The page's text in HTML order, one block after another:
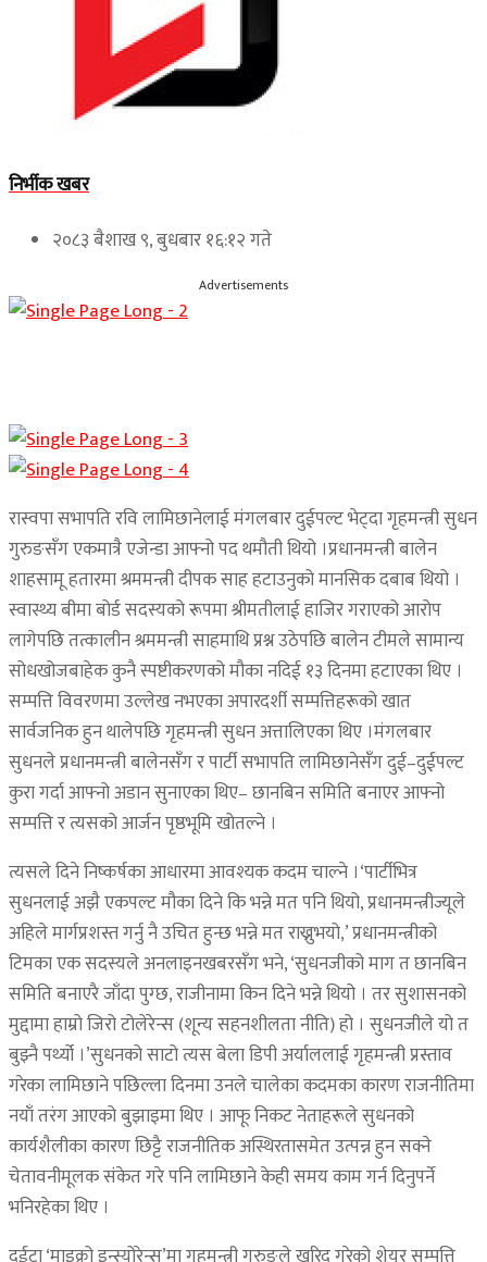
निर्भीक खबर
२०८३ बैशाख ९, बुधबार १६:१२ गते
Advertisements
रास्वपा सभापति रवि लामिछानेलाई मंगलबार दुईपल्ट भेट्दा गृहमन्त्री सुधन
गुरुङसँग एकमात्रै एजेन्डा आफ्नो पद थमौती थियो ।प्रधानमन्त्री बालेन
शाहसामू हतारमा श्रममन्त्री दीपक साह हटाउनुको मानसिक दबाब थियो ।
स्वास्थ्य बीमा बोर्ड सदस्यको रूपमा श्रीमतीलाई हाजिर गराएको आरोप
लागेपछि तत्कालीन श्रममन्त्री साहमाथि प्रश्न उठेपछि बालेन टीमले सामान्य
सोधखोजबाहेक कुनै स्पष्टीकरणको मौका नदिई १३ दिनमा हटाएका थिए ।
सम्पत्ति विवरणमा उल्लेख नभएका अपारदर्शी सम्पत्तिहरूको खात
सार्वजनिक हुन थालेपछि गृहमन्त्री सुधन अत्तालिएका थिए ।मंगलबार
सुधनले प्रधानमन्त्री बालेनसँग र पार्टी सभापति लामिछानेसँग दुई–दुईपल्ट
कुरा गर्दा आफ्नो अडान सुनाएका थिए– छानबिन समिति बनाएर आफ्नो
सम्पत्ति र त्यसको आर्जन पृष्ठभूमि खोतल्ने ।
त्यसले दिने निष्कर्षका आधारमा आवश्यक कदम चाल्ने ।‘पार्टीभित्र
सुधनलाई अझै एकपल्ट मौका दिने कि भन्ने मत पनि थियो, प्रधानमन्त्रीज्यूले
अहिले मार्गप्रशस्त गर्नु नै उचित हुन्छ भन्ने मत राख्नुभयो,’ प्रधानमन्त्रीको
टिमका एक सदस्यले अनलाइनखबरसँग भने, ‘सुधनजीको माग त छानबिन
समिति बनाएरै जाँदा पुग्छ, राजीनामा किन दिने भन्ने थियो । तर सुशासनको
मुद्दामा हाम्रो जिरो टोलेरेन्स (शून्य सहनशीलता नीति) हो । सुधनजीले यो त
बुझ्नै पर्थ्यो ।’सुधनको साटो त्यस बेला डिपी अर्याललाई गृहमन्त्री प्रस्ताव
गरेका लामिछाने पछिल्ला दिनमा उनले चालेका कदमका कारण राजनीतिमा
नयाँ तरंग आएको बुझाइमा थिए । आफू निकट नेताहरूले सुधनको
कार्यशैलीका कारण छिट्टै राजनीतिक अस्थिरतासमेत उत्पन्न हुन सक्ने
चेतावनीमूलक संकेत गरे पनि लामिछाने केही समय काम गर्न दिनुपर्ने
भनिरहेका थिए ।